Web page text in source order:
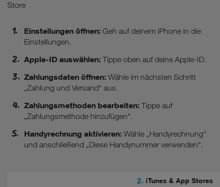
Store
Einstellungen öffnen: Geh auf deinem iPhone in die
Einstellungen.
Apple-ID auswählen: Tippe oben auf deine Apple-ID.
Zahlungsdaten öffnen: Wähle im nächsten Schritt
„Zahlung und Versand“ aus.
Zahlungsmethoden bearbeiten: Tippe auf
„Zahlungsmethode hinzufügen“.
Handyrechnung aktivieren: Wähle „Handyrechnung“
und anschließend „Diese Handynummer verwenden“.
2. iTunes & App Stores